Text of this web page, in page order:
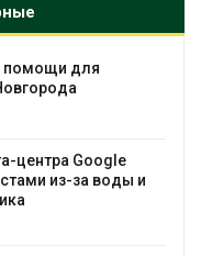
помощи для
центра Google
из-за воды и